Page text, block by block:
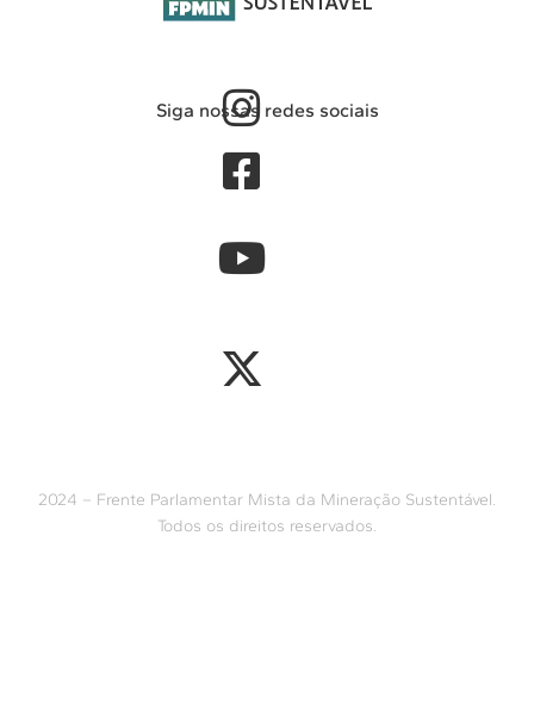
Siga nossas redes sociais
2024 – Frente Parlamentar Mista da Mineração Sustentável.
Todos os direitos reservados.